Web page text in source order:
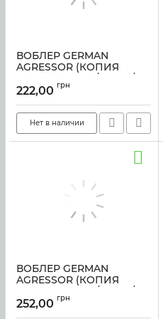
ВОБЛЕР GERMAN
AGRESSOR (КОПИЯ
HALKO) 125 мм / 20 гр /
C244 цвет
Артикул: sf-2986
222,00 грн
Нет в наличии
ВОБЛЕР GERMAN
AGRESSOR (КОПИЯ
HALKO) 150 мм / 35 гр /
C223 цвет
Артикул: sf-1293
252,00 грн